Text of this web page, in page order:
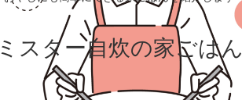
ミスター自炊の家ごはん